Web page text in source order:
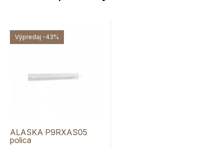
ALASKA P9RXAS05
polica
Výpredaj -43%